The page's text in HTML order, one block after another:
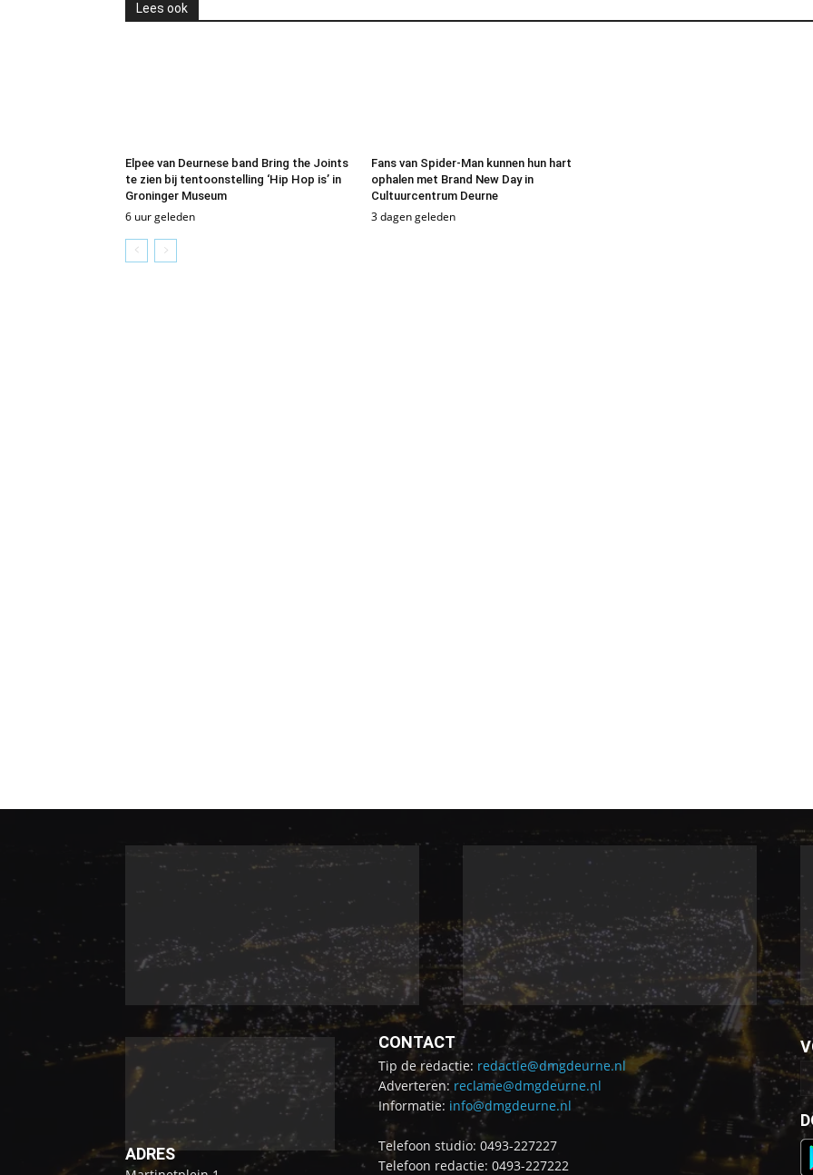
Lees ook
Elpee van Deurnese band Bring the Joints
te zien bij tentoonstelling ‘Hip Hop is’ in
Groninger Museum
6 uur geleden
Fans van Spider-Man kunnen hun hart
ophalen met Brand New Day in
Cultuurcentrum Deurne
3 dagen geleden
ADRES
CONTACT
Tip de redactie: redactie@dmgdeurne.nl
Adverteren: reclame@dmgdeurne.nl
Informatie: info@dmgdeurne.nl
Telefoon studio: 0493-227227
Telefoon redactie: 0493-227222